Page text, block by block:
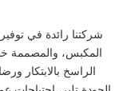
شركتنا رائدة في
المكبس، والمصممة
الراسخ بالابتكار